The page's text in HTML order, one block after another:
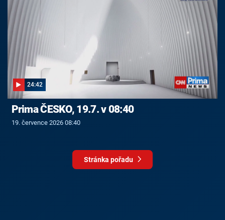
24:42
Prima ČESKO, 19.7. v 08:40
19. července 2026 08:40
Stránka pořadu